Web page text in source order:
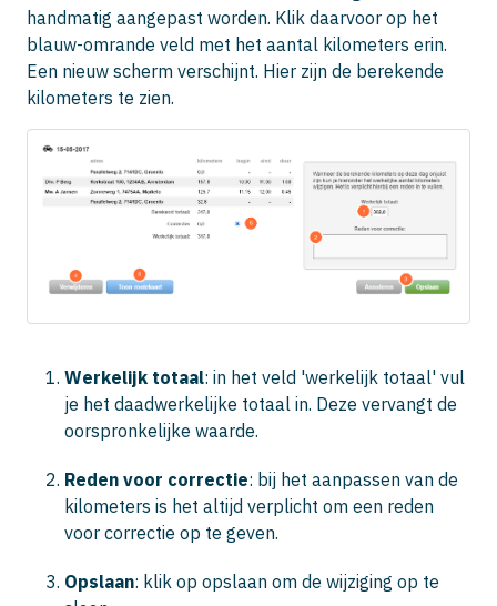
handmatig aangepast worden. Klik daarvoor op het
blauw-omrande veld met het aantal kilometers erin.
Een nieuw scherm verschijnt. Hier zijn de berekende
kilometers te zien.
Werkelijk totaal: in het veld 'werkelijk totaal' vul
je het daadwerkelijke totaal in. Deze vervangt de
oorspronkelijke waarde.
Reden voor correctie: bij het aanpassen van de
kilometers is het altijd verplicht om een reden
voor correctie op te geven.
Opslaan: klik op opslaan om de wijziging op te